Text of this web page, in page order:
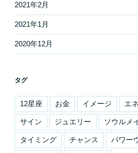
2021年2月
2021年1月
2020年12月
タグ
12星座 お金 イメージ エ
サイン ジュエリー ソウルメ
タイミング チャンス パワー